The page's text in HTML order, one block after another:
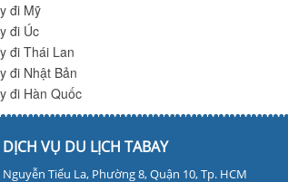
đi Mỹ
đi Úc
đi Thái Lan
đi Nhật Bản
đi Hàn Quốc
VỤ DU LỊCH TABAY
Tiểu La, Phường 8, Quận 10, Tp. HCM